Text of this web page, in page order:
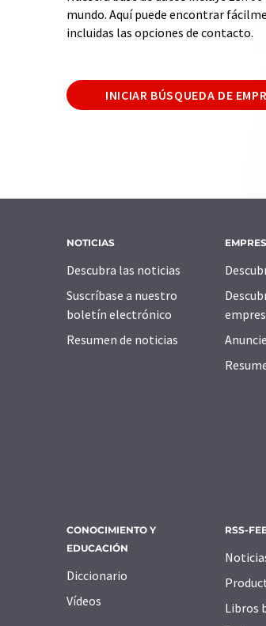
mundo. Aquí puede encontrar
incluidas las opciones de contacto.
INICIAR BÚSQUEDA DE
NOTICIAS
Descubra las noticias
Suscríbase a nuestro
boletín electrónico
Resumen de noticias
CONOCIMIENTO Y
EDUCACIÓN
Diccionario
Vídeos
RSS-
Libros